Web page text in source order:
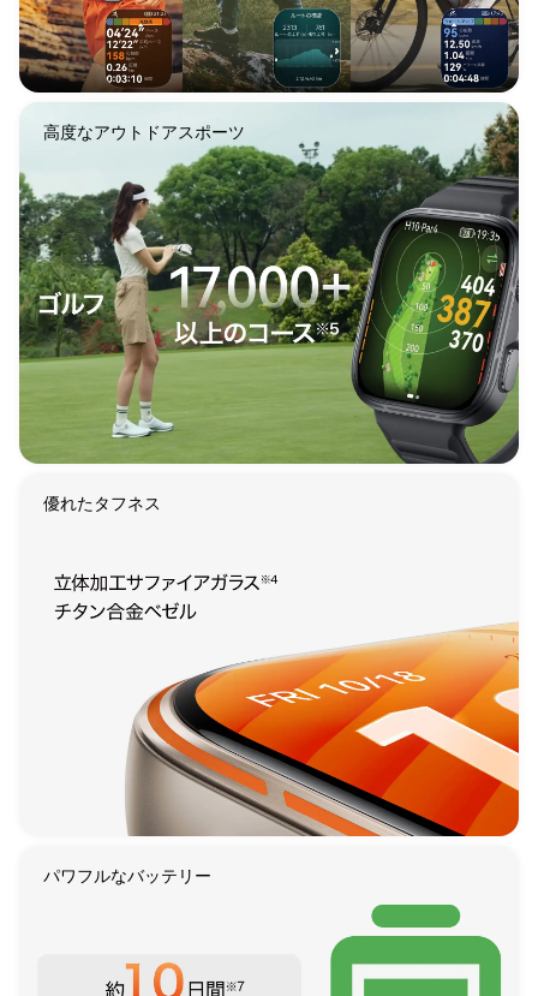
高度なアウトドアスポーツ
優れたタフネス
パワフルなバッテリー